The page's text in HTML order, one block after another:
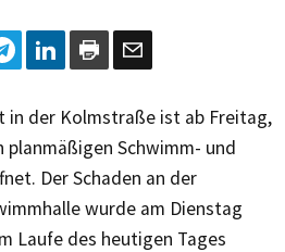
in der Kolmstraße ist ab Freitag,
planmäßigen Schwimm- und
Der Schaden an der
wurde am Dienstag
Laufe des heutigen Tages